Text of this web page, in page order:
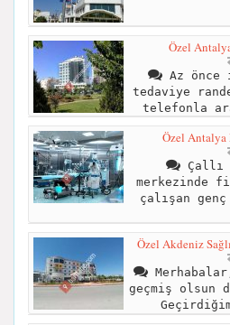
Özel
Az önce
tedaviye
telefonla
Özel Antalya
Çallı
merkezinde
çalışan
Özel Akdeniz
geçmiş olsun